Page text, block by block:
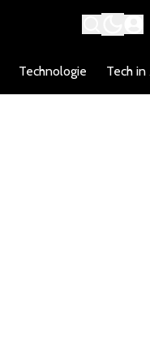
Technologie Tech in